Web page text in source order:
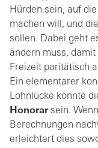
Hürden sein, auf
machen will, und
sollen. Dabei geht
ändern muss,
Freizeit paritätisch
Ein elementarer
Lohnlücke könnte
Honorarsein.
Berechnungen
erleichtert dies